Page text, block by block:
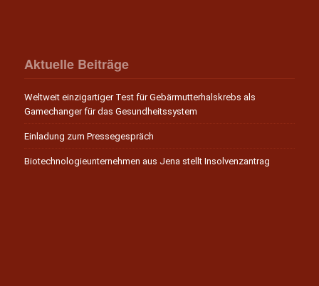
Aktuelle Beiträge
Weltweit einzigartiger Test für Gebärmutterhalskrebs als
Gamechanger für das Gesundheitssystem
Einladung zum Pressegespräch
Biotechnologieunternehmen aus Jena stellt Insolvenzantrag